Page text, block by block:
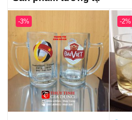
-3% -2%